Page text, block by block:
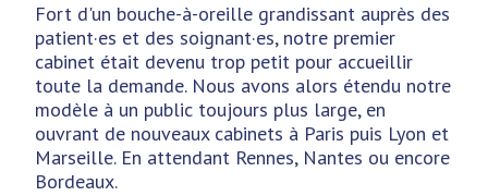
Fort d'un bouche-à-oreille grandissant auprès des
patient·es et des soignant·es, notre premier
cabinet était devenu trop petit pour accueillir
toute la demande. Nous avons alors étendu notre
modèle à un public toujours plus large, en
ouvrant de nouveaux cabinets à Paris puis Lyon et
Marseille. En attendant Rennes, Nantes ou encore
Bordeaux.